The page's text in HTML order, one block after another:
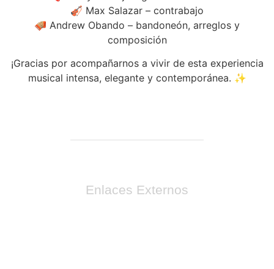
🎻 Max Salazar – contrabajo
🪗 Andrew Obando – bandoneón, arreglos y
composición
¡Gracias por acompañarnos a vivir de esta experiencia
musical intensa, elegante y contemporánea. ✨
Enlaces Externos